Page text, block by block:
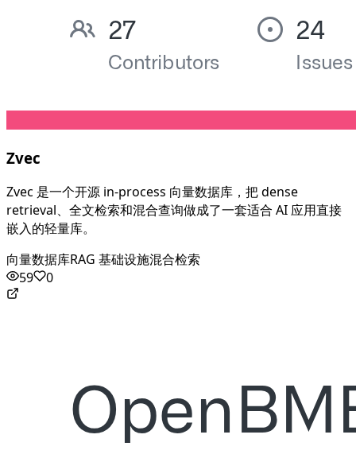
Zvec
Zvec 是一个开源 in-process 向量数据库，把 dense
retrieval、全文检索和混合查询做成了一套适合 AI 应用直接
嵌入的轻量库。
向量数据库RAG 基础设施混合检索
59
0